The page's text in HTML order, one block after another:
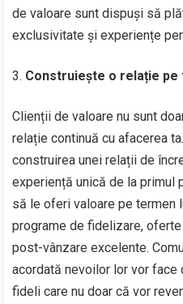
de valoare sunt dispuși să
exclusivitate și experiențe
Construiește o relație pe
Clienții de valoare nu sunt
relație continuă cu afacerea
construirea unei relații de
experiență unică de la primul
să le oferi valoare pe termen
programe de fidelizare,
post-vânzare excelente.
acordată nevoilor lor vor
fideli care nu doar că vor